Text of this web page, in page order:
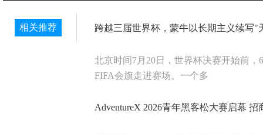
相关推荐 跨越三届世界杯，蒙牛以长期主义续写"
北京时间7月20日，世界杯决赛开始前
FIFA会旗走进赛场。一个多
AdventureX 2026青年黑客松大赛启幕